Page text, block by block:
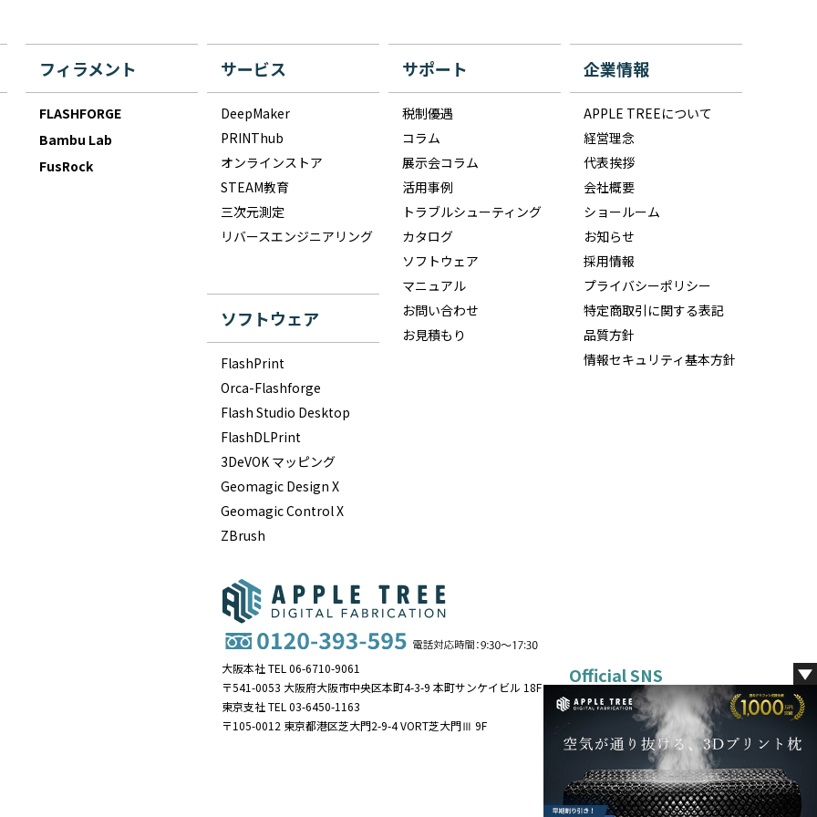
フィラメント
FLASHFORGE
Bambu Lab
FusRock
サービス
DeepMaker
PRINThub
オンラインストア
STEAM教育
三次元測定
リバースエンジニアリング
ソフトウェア
FlashPrint
Orca-Flashforge
Flash Studio Desktop
FlashDLPrint
3DeVOK マッピング
Geomagic Design X
Geomagic Control X
ZBrush
サポート
税制優遇
コラム
展示会コラム
活用事例
トラブルシューティング
カタログ
ソフトウェア
マニュアル
お問い合わせ
お見積もり
企業情報
APPLE TREEについて
経営理念
代表挨拶
会社概要
ショールーム
お知らせ
採用情報
プライバシーポリシー
特定商取引に関する表記
品質方針
情報セキュリティ基本方針
大阪本社 TEL 06-6710-9061
〒541-0053 大阪府大阪市中央区本町4-3-9 本町サンケイビル 18F
東京支社 TEL 03-6450-1163
〒105-0012 東京都港区芝大門2-9-4 VORT芝大門Ⅲ 9F
Official SNS